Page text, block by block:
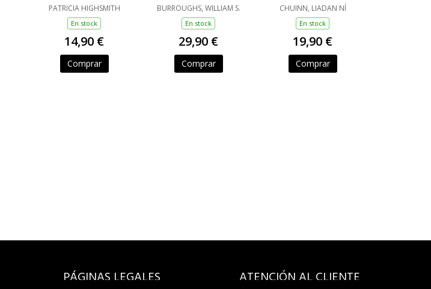
PATRICIA HIGHSMITH
En stock
14,90 €
Comprar
BURROUGHS, WILLIAM S.
En stock
29,90 €
Comprar
CHUINN, LIADAN NÍ
En stock
19,90 €
Comprar
PÁGINAS LEGALES ATENCIÓN AL CLIENTE